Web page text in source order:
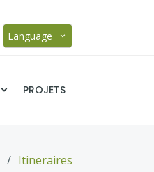
Language
PROJETS
Itineraires